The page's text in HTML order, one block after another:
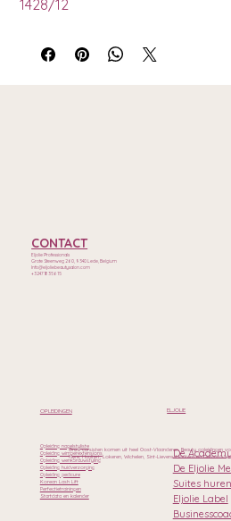
1428/12
De
De Eljolie
Suites huren
Eljolie Label
ELJOLIE
Opleiding nagelstyliste
Opleiding wimperextensions
Opleiding wenkbrauwstyling
Opleiding huidverzorging
Opleiding pedicure
Korean Lash Lift
Perfectietrainingen
Startdata en kalender
OPLEIDINGEN
CONTACT
Eljolie Professionals
Grote Steenweg 260, 9340 Lede, Belgium
Info@eljoliebeautysalon.com
+32471835615
Onze cursisten komen uit heel Oost-Vlaanderen. Beauty opleidingen
Mere, Haaltert, Lokeren, Wichelen, Sint-Lievens-Houtem en